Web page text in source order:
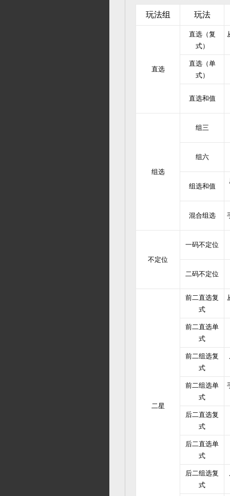
玩法组 玩法
直选
直选（复
式）
直选（单
式）
直选和值
组选
组三
组六
组选和值
混合组选
不定位
一码不定位
二码不定位
二星
前二直选复
式
前二直选单
式
前二组选复
式
前二组选单
式
后二直选复
式
后二直选单
式
后二组选复
式